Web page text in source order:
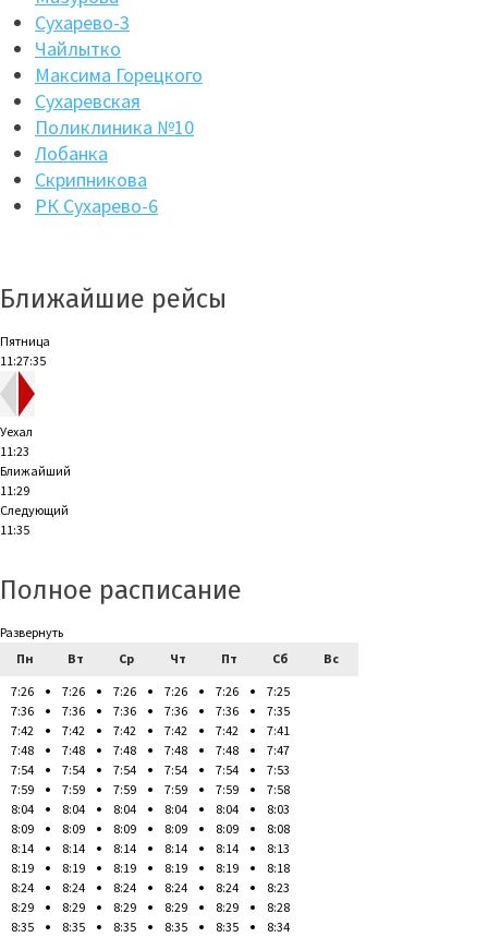
Сухарево-3
Чайлытко
Максима Горецкого
Сухаревская
Поликлиника №10
Лобанка
Скрипникова
РК Сухарево-6
Ближайшие рейсы
Пятница
11:27:36
Уехал
11:23
Ближайший
11:29
Следующий
11:35
Полное расписание
Развернуть
Пн
Вт Ср Чт Пт Сб
Вс
7:26
7:36
7:42
7:48
7:54
7:59
8:04
8:09
8:14
8:19
8:24
8:29
8:35
7:26
7:36
7:42
7:48
7:54
7:59
8:04
8:09
8:14
8:19
8:24
8:29
8:35
7:26
7:36
7:42
7:48
7:54
7:59
8:04
8:09
8:14
8:19
8:24
8:29
8:35
7:26
7:36
7:42
7:48
7:54
7:59
8:04
8:09
8:14
8:19
8:24
8:29
8:35
7:26
7:36
7:42
7:48
7:54
7:59
8:04
8:09
8:14
8:19
8:24
8:29
8:35
7:25
7:35
7:41
7:47
7:53
7:58
8:03
8:08
8:13
8:18
8:23
8:28
8:34